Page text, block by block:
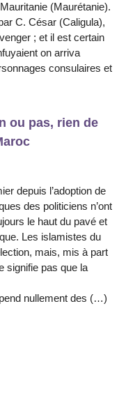
(Maurétanie).
C. César (Caligula),
; et il est certain
on arriva
consulaires et
ou pas, rien de
depuis l’adoption de
des politiciens n’ont
le haut du pavé et
Les islamistes du
mais, mis à part
signifie pas que la
nullement des (…)